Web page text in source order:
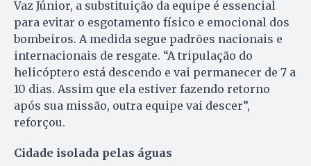
Vaz Júnior, a substituição da equipe é essencial
para evitar o esgotamento físico e emocional dos
bombeiros. A medida segue padrões nacionais e
internacionais de resgate. “A tripulação do
helicóptero está descendo e vai permanecer de 7 a
10 dias. Assim que ela estiver fazendo retorno
após sua missão, outra equipe vai descer”,
reforçou.
Cidade isolada pelas águas